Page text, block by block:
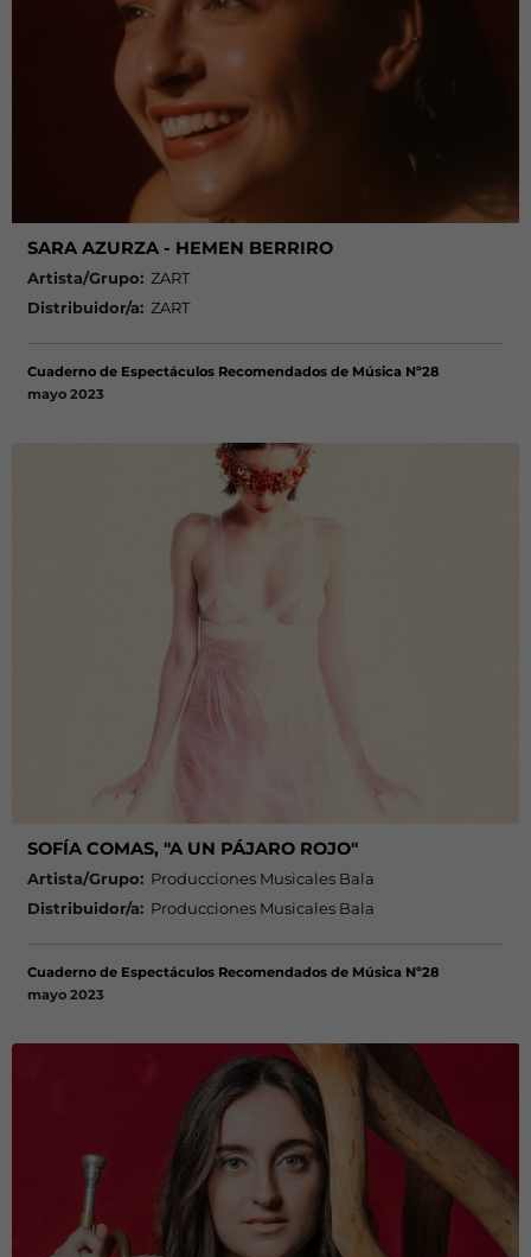
SARA AZURZA - HEMEN BERRIRO
Artista/Grupo: ZART
Distribuidor/a: ZART
Cuaderno de Espectáculos Recomendados de Música Nº28
mayo 2023
SOFÍA COMAS, "A UN PÁJARO ROJO"
Artista/Grupo: Producciones Musicales Bala
Distribuidor/a: Producciones Musicales Bala
Cuaderno de Espectáculos Recomendados de Música Nº28
mayo 2023